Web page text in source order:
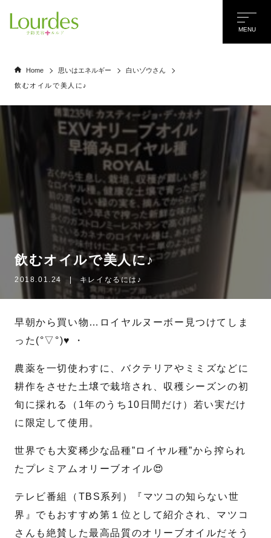
MENU
Home 思いはエネルギー 白いゾウさん
飲むオイルで美人に♪
飲むオイルで美人に♪
2018.01.24 キレイなるには♪
早朝から買い物…ロイヤルヌーボー見つけてしま
った(°▽°)♥️ ・
農薬を一切使わすに、バクテリアやミミズなどに
耕作をさせた土壌で栽培され、収穫シーズンの初
旬に採れる（1年のうち10日間だけ）若い実だけ
に限定して使用。
世界でも大変稀少な品種”ロイヤル種”から搾られ
たプレミアムオリーブオイル😍
テレビ番組（TBS系列）『マツコの知らない世
界』でもおすすめ第１位として紹介され、マツコ
さんも絶賛した最高品質のオリーブオイルだそう
名前*
メール*
電話番号*